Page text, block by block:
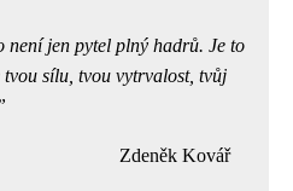
není jen pytel plný hadrů. Je to
tvou sílu, tvou vytrvalost, tvůj
Zdeněk Kovář